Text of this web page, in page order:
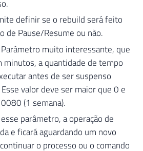
definir se o rebuild será feito
de Pause/Resume ou não.
muito interessante, que
a quantidade de tempo
antes de ser suspenso
valor deve ser maior que 0 e
(1 semana).
parâmetro, a operação de
e ficará aguardando um novo
continuar o processo ou o comando